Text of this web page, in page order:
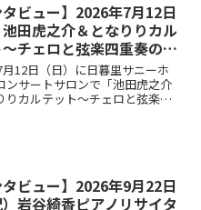
タビュー】2026年7月12日
池田虎之介＆となりりカル
チェロと弦楽四重奏の夕
月12日（日）に日暮里サニーホ
ンサートサロンで「池田虎之介
りカルテット～チェロと弦楽四
タビュー】2026年9月22日
）岩谷綺香ピアノリサイタ